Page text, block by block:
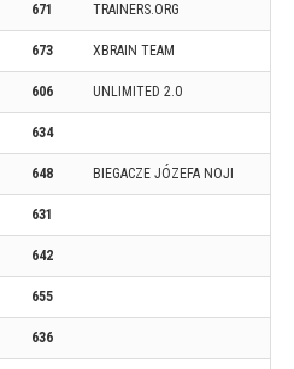
671 TRAINERS.ORG
673 XBRAIN TEAM
606 UNLIMITED 2.0
634
648 BIEGACZE JÓZEFA NOJI
631
642
655
636